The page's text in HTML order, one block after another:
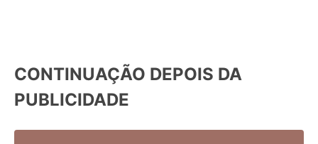
CONTINUAÇÃO DEPOIS DA
PUBLICIDADE